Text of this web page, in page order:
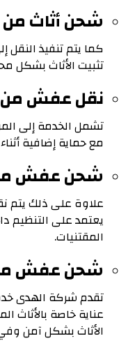
شحن أثاث
كما يتم تنفيذ
تثبيت الأثاث بشكل
نقل عفش من
تشمل الخدمة إلى
مع حماية إضافية
شحن عفش
علاوة على ذلك يتم
يعتمد على التنظيم
المقتنيات.
شحن عفش من
تقدم شركة الهدى
عناية خاصة بالأثاث
الأثاث بشكل آمن